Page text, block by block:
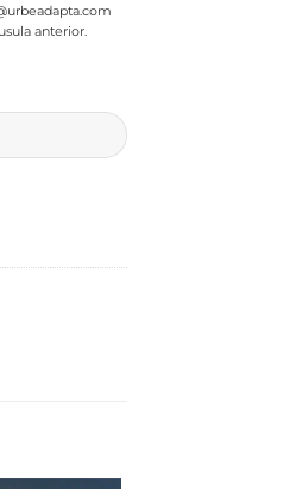
anterior.